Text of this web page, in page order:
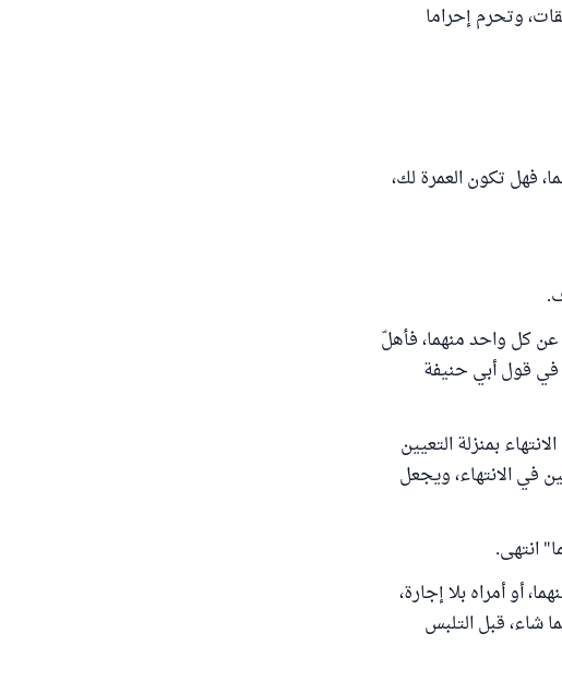
وتحرم إحراما
فهل تكون العمرة لك،
رجلان أن يحج عن كل واحد منهما، فأهلّ
في قول أبي حنيفة
بمنزلة التعيين
في الانتهاء، ويجعل
انتهى.
اثنان ليحج عنهما، أو أمراه بلا إجارة،
شاء، قبل التلبس